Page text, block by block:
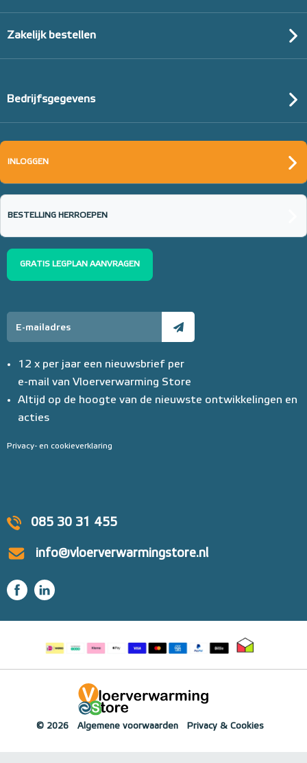
085 30 31 455
info@vloerverwarmingstore.nl
Zakelijk bestellen
Bedrijfsgegevens
INLOGGEN
BESTELLING HERROEPEN
GRATIS LEGPLAN AANVRAGEN
12 x per jaar een nieuwsbrief per
e-mail van Vloerverwarming Store
Altijd op de hoogte van de nieuwste ontwikkelingen en
acties
Privacy- en cookieverklaring
© 2026 Algemene voorwaarden Privacy & Cookies